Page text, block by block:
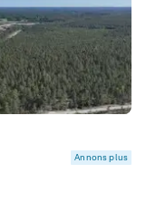
Annons plus